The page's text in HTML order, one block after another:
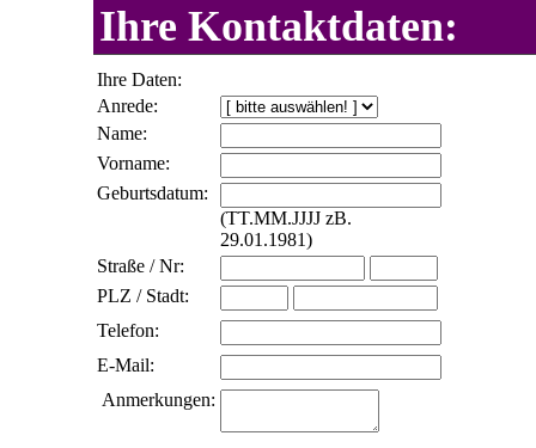
Ihre Kontaktdaten:
Ihre Daten:
Anrede:
Name:
Vorname:
Geburtsdatum:
(TT.MM.JJJJ zB.
29.01.1981)
Straße / Nr:
PLZ / Stadt:
Telefon:
E-Mail:
Anmerkungen: